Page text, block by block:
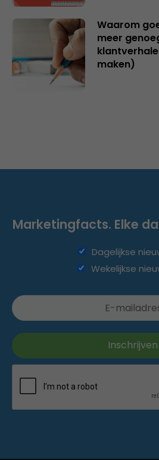
Waarom
meer
maken)
Marketingfacts. Elke
Dagelijkse
Wekelijkse